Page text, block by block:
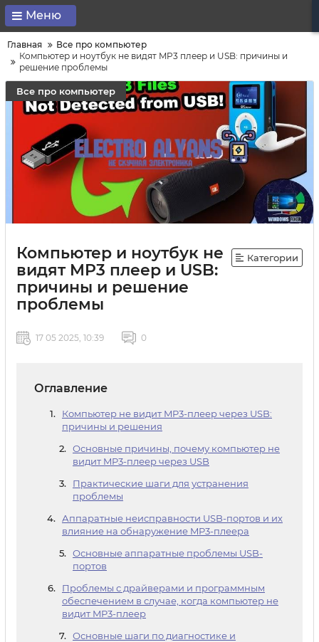
Меню
Главная
Все про компьютер
Компьютер и ноутбук не видят MP3 плеер и USB: причины и
решение проблемы
Все про компьютер
Компьютер и ноутбук не
видят MP3 плеер и USB:
причины и решение
проблемы
Категории
17 05 2025, 10:39 0
Оглавление
Компьютер не видит MP3-плеер через USB:
причины и решения
Основные причины, почему компьютер не
видит MP3-плеер через USB
Практические шаги для устранения
проблемы
Аппаратные неисправности USB-портов и их
влияние на обнаружение MP3-плеера
Основные аппаратные проблемы USB-
портов
Проблемы с драйверами и программным
обеспечением в случае, когда компьютер не
видит MP3-плеер
Основные шаги по диагностике и